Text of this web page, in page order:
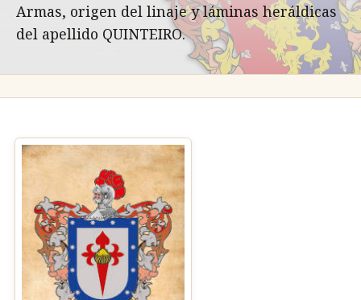
Armas, origen del linaje y láminas heráldicas
del apellido QUINTEIRO.